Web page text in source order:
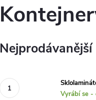
Nejprodávanější
Vyrábí se -